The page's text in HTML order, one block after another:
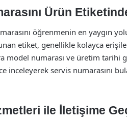
Ürün
öğrenmenin en yaygın
etiket, genellikle kolayca
model numarası ve üretim tarihi
inceleyerek servis numarasını
ile İletişime